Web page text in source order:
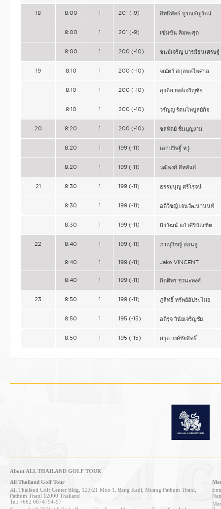
18 8:00 1 201 (-9) อิทธิพัทธ์ บูรณธัญรัตน์
8:00 1 201 (-9) เข้มข้น ลิมพะสุต
8:00 1 200 (-10) ชนม์เจริญ บารมีธนเศรษฐ์
19 8:10 1 200 (-10) จณัตว์ สกุลพลไพศาล
8:10 1 200 (-10) สุรดิษ ยงค์เจริญชัย
8:10 1 200 (-10) วรัญญู รัตนไพบูลย์กิจ
20 8:20 1 200 (-10) ชลทิตย์ ชื่นบุญงาม
8:20 1 199 (-11) เอกปริษฐิ์ หวู่
8:20 1 199 (-11) วุฒิพงศ์ สีหพันธ์
21 8:30 1 199 (-11) ธรรมนูญ ศรีโรจน์
8:30 1 199 (-11) อติวิชญ์ เจนวัฒนานนท์
8:30 1 199 (-11) ถิรวัฒน์ แก้วศิริบัณฑิต
22 8:40 1 199 (-11) ภาณุวิชญ์ อ่อนจู
8:40 1 199 (-11) Jake VINCENT
8:40 1 199 (-11) กิตติพร ชวนะพงศ์
23 8:50 1 199 (-11) ภูสิทธิ์ ทรัพย์อัประไมย
8:50 1 195 (-15) อติรุจ วินัยเจริญชัย
8:50 1 195 (-15) ศรุต วงค์ชัยสิทธิ์
About ALL THAILAND GOLF TOUR
All Thailand Golf Tour
All Thailand Golf Center Bldg, 123/21 Moo 1, Bang Kadi, Muang Pathum Thani,
Pathum Thani 12000 Thailand
Tel: +662 6674794-97